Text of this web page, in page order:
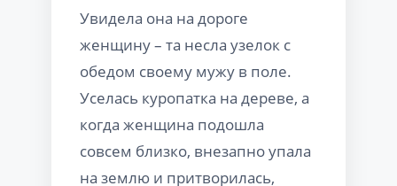
Увидела она на дороге
женщину – та несла узелок с
обедом своему мужу в поле.
Уселась куропатка на дереве, а
когда женщина подошла
совсем близко, внезапно упала
на землю и притворилась,